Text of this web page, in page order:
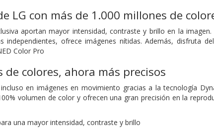
LG con más de 1.000 millones de
aportan mayor intensidad, contraste y brillo en la
independientes, ofrece imágenes nítidas. Además, disfruta
Color Pro
de colores, ahora más precisos
en imágenes en movimiento gracias a la tecnología
volumen de color y ofrecen una gran precisión en la
una mayor intensidad, contraste y brillo